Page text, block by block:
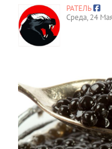
РАТЕЛЬ
Среда, 24